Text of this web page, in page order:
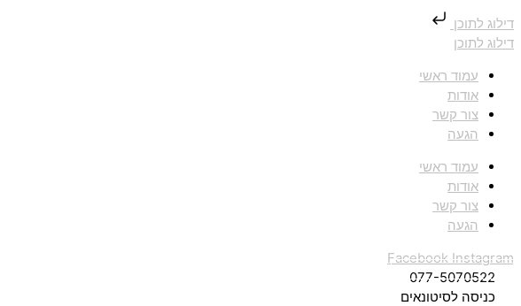
דילוג לתוכן
דילוג לתוכן
עמוד ראשי
אודות
צור קשר
הגעה
עמוד ראשי
אודות
צור קשר
הגעה
Facebook Instagram
077-5070522
כניסה לסיטונאים